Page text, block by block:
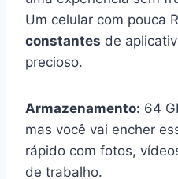
Um celular com pouca
constantes de
precioso.
Armazenamento: 64
mas você vai encher
rápido com fotos,
de trabalho.